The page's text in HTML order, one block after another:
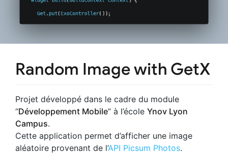
Random Image with GetX
Projet développé dans le cadre du module
“Développement Mobile” à l’école Ynov Lyon
Campus.
Cette application permet d’afficher une image
aléatoire provenant de l’API Picsum Photos.